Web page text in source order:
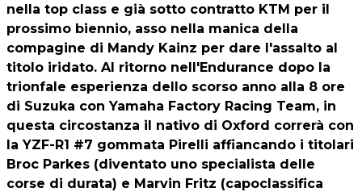
nella top class e già sotto contratto KTM per il
prossimo biennio, asso nella manica della
compagine di Mandy Kainz per dare l'assalto al
titolo iridato. Al ritorno nell'Endurance dopo la
trionfale esperienza dello scorso anno alla 8 ore
di Suzuka con Yamaha Factory Racing Team, in
questa circostanza il nativo di Oxford correrà con
la YZF-R1 #7 gommata Pirelli affiancando i titolari
Broc Parkes (diventato uno specialista delle
corse di durata) e Marvin Fritz (capoclassifica